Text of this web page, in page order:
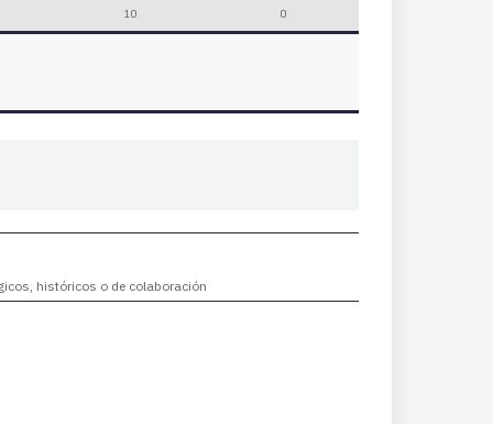
10 0
históricos o de colaboración